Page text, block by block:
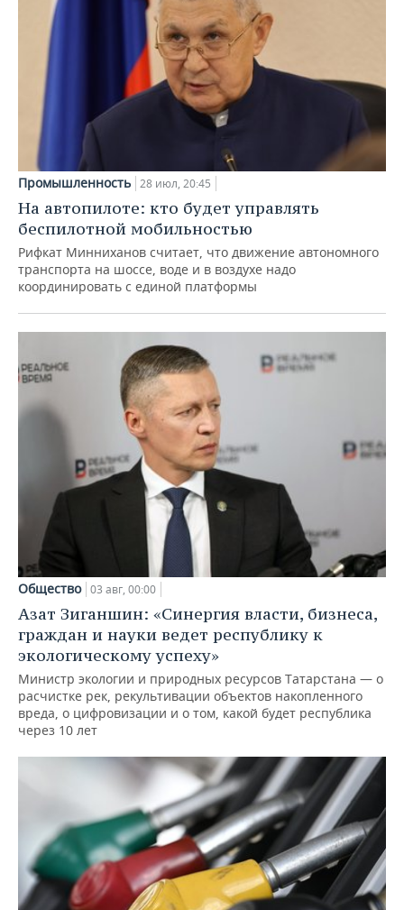
Промышленность 28 июл, 20:45
На автопилоте: кто будет управлять
беспилотной мобильностью
Рифкат Минниханов считает, что движение автономного
транспорта на шоссе, воде и в воздухе надо
координировать с единой платформы
Общество 03 авг, 00:00
Азат Зиганшин: «Синергия власти, бизнеса,
граждан и науки ведет республику к
экологическому успеху»
Министр экологии и природных ресурсов Татарстана — о
расчистке рек, рекультивации объектов накопленного
вреда, о цифровизации и о том, какой будет республика
через 10 лет